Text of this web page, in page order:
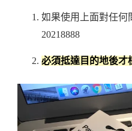
如果使用上面對任何
20218888
必須抵達目的地後才